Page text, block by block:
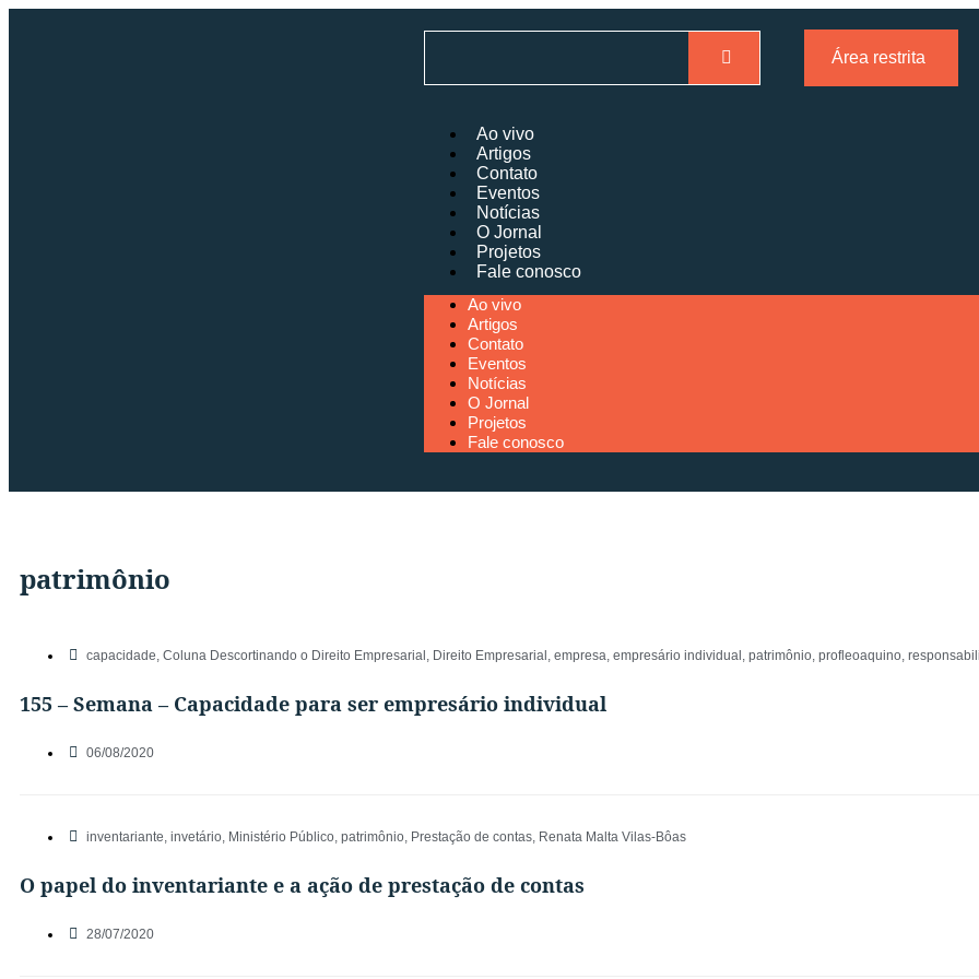
Área restrita
Ao vivo
Artigos
Contato
Eventos
Notícias
O Jornal
Projetos
Fale conosco
Ao vivo
Artigos
Contato
Eventos
Notícias
O Jornal
Projetos
Fale conosco
patrimônio
capacidade, Coluna Descortinando o Direito Empresarial , Direito Empresarial , empresa, empresário individual , patrimônio, profleoaquino,
155 – Semana – Capacidade para ser empresário individual
06/08/2020
inventariante, invetário, Ministério Público, patrimônio, Prestação de contas, Renata Malta Vilas-Bôas
O papel do inventariante e a ação de prestação de contas
28/07/2020